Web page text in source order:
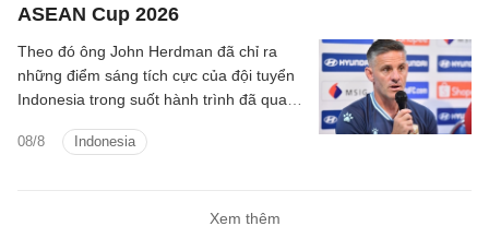
ASEAN Cup 2026
08/8 Indonesia
Theo đó ông John Herdman đã chỉ ra
những điểm sáng tích cực của đội tuyển
Indonesia trong suốt hành trình đã qua
Xem thêm